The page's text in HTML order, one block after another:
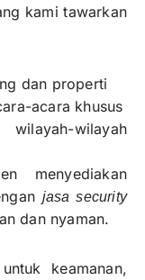
kami tawarkan
dan properti
acara khusus
wilayah
menyediakan
jasa security
dan nyaman.
keamanan,